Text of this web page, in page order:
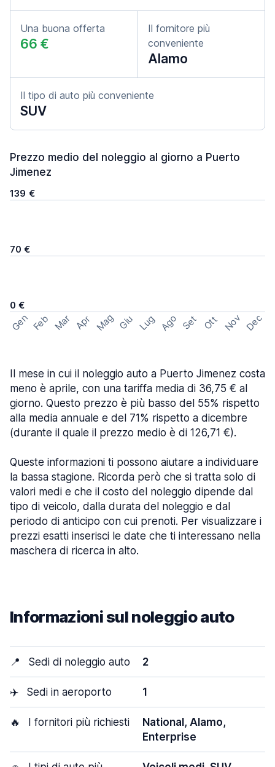
Una buona offerta
66 €
Il fornitore più
conveniente
Alamo
Il tipo di auto più conveniente
SUV
Prezzo medio del noleggio al giorno a Puerto
Jimenez
139 €
70 €
0 €
Gen Feb Mar Apr Mag Giu Lug Ago Set Ott Nov Dec
Il mese in cui il noleggio auto a Puerto Jimenez costa
meno è aprile, con una tariffa media di 36,75 € al
giorno. Questo prezzo è più basso del 55% rispetto
alla media annuale e del 71% rispetto a dicembre
(durante il quale il prezzo medio è di 126,71 €).
Queste informazioni ti possono aiutare a individuare
la bassa stagione. Ricorda però che si tratta solo di
valori medi e che il costo del noleggio dipende dal
tipo di veicolo, dalla durata del noleggio e dal
periodo di anticipo con cui prenoti. Per visualizzare i
prezzi esatti inserisci le date che ti interessano nella
maschera di ricerca in alto.
Informazioni sul noleggio auto
📍 Sedi di noleggio auto 2
✈️ Sedi in aeroporto 1
🔥 I fornitori più richiesti
National, Alamo,
Enterprise